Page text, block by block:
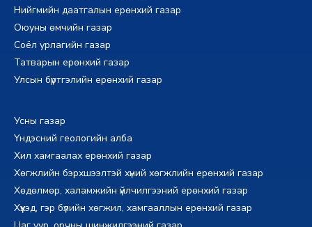
Нийгмийн даатгалын ерөнхий газар
Оюуны өмчийн газар
Соёл урлагийн газар
Татварын ерөнхий газар
Улсын бүртгэлийн ерөнхий газар
Усны газар
Үндэсний геологийн алба
Хил хамгаалах ерөнхий газар
Хөгжлийн бэрхшээлтэй хүний хөгжлийн ерөнхий газар
Хөдөлмөр, халамжийн үйлчилгээний ерөнхий газар
Хүүхэд, гэр бүлийн хөгжил, хамгааллын ерөнхий газар